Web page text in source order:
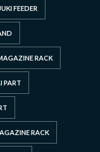
FEEDER
RACK
PART
RACK